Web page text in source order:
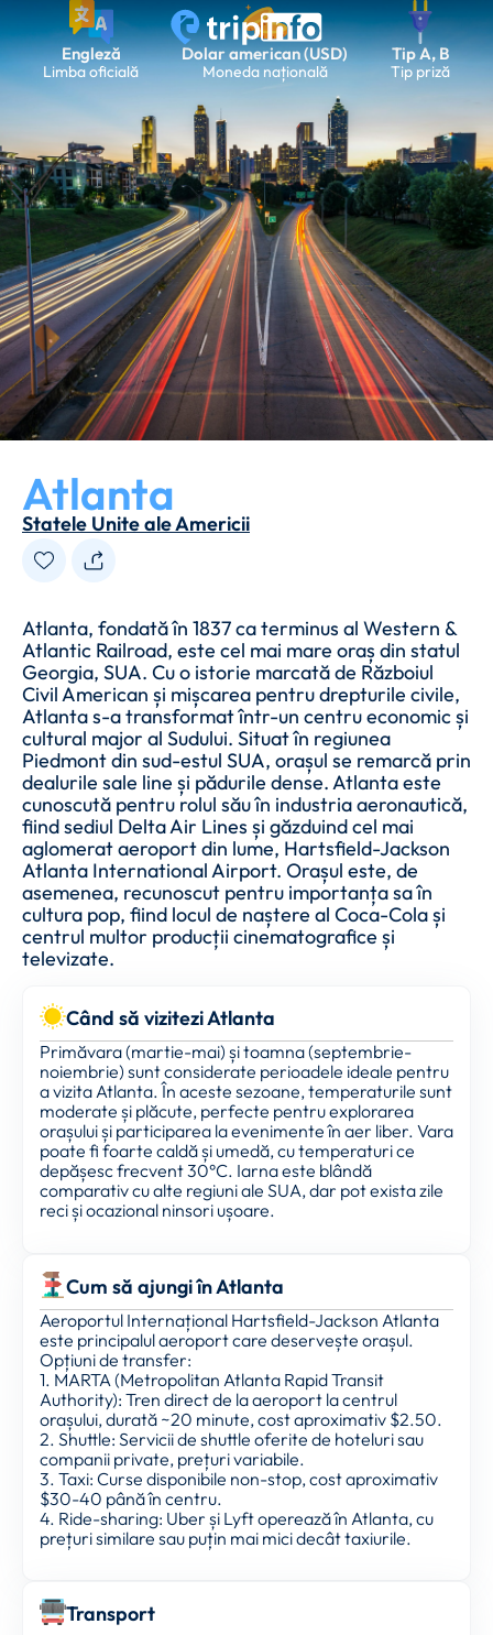
Engleză
Limba oficială
Dolar american (USD)
Moneda națională
Tip A, B
Tip priză
Atlanta
Statele Unite ale Americii
Atlanta, fondată în 1837 ca terminus al Western &
Atlantic Railroad, este cel mai mare oraș din statul
Georgia, SUA. Cu o istorie marcată de Războiul
Civil American și mișcarea pentru drepturile civile,
Atlanta s-a transformat într-un centru economic și
cultural major al Sudului. Situat în regiunea
Piedmont din sud-estul SUA, orașul se remarcă prin
dealurile sale line și pădurile dense. Atlanta este
cunoscută pentru rolul său în industria aeronautică,
fiind sediul Delta Air Lines și găzduind cel mai
aglomerat aeroport din lume, Hartsfield-Jackson
Atlanta International Airport. Orașul este, de
asemenea, recunoscut pentru importanța sa în
cultura pop, fiind locul de naștere al Coca-Cola și
centrul multor producții cinematografice și
televizate.
Când să vizitezi Atlanta
Primăvara (martie-mai) și toamna (septembrie-
noiembrie) sunt considerate perioadele ideale pentru
a vizita Atlanta. În aceste sezoane, temperaturile sunt
moderate și plăcute, perfecte pentru explorarea
orașului și participarea la evenimente în aer liber. Vara
poate fi foarte caldă și umedă, cu temperaturi ce
depășesc frecvent 30°C. Iarna este blândă
comparativ cu alte regiuni ale SUA, dar pot exista zile
reci și ocazional ninsori ușoare.
Cum să ajungi în Atlanta
Aeroportul Internațional Hartsfield-Jackson Atlanta
este principalul aeroport care deservește orașul.
Opțiuni de transfer:
1. MARTA (Metropolitan Atlanta Rapid Transit
Authority): Tren direct de la aeroport la centrul
orașului, durată ~20 minute, cost aproximativ $2.50.
2. Shuttle: Servicii de shuttle oferite de hoteluri sau
companii private, prețuri variabile.
3. Taxi: Curse disponibile non-stop, cost aproximativ
$30-40 până în centru.
4. Ride-sharing: Uber și Lyft operează în Atlanta, cu
prețuri similare sau puțin mai mici decât taxiurile.
Transport